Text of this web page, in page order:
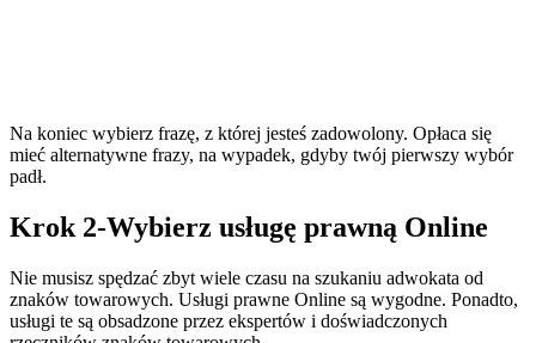
Na koniec wybierz frazę, z której jesteś zadowolony. Opłaca się
mieć alternatywne frazy, na wypadek, gdyby twój pierwszy wybór
padł.
Krok 2-Wybierz usługę prawną Online
Nie musisz spędzać zbyt wiele czasu na szukaniu adwokata od
znaków towarowych. Usługi prawne Online są wygodne. Ponadto,
usługi te są obsadzone przez ekspertów i doświadczonych